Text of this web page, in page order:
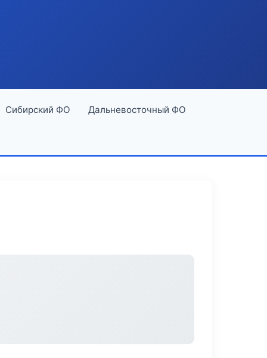
Сибирский ФО Дальневосточный ФО